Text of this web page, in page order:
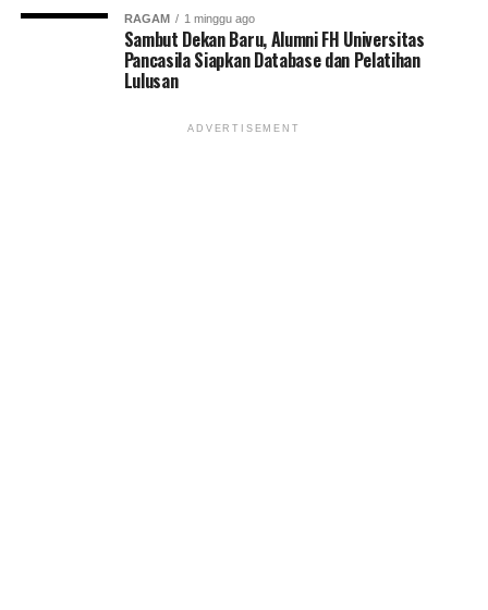
RAGAM 1 minggu ago
Sambut Dekan Baru, Alumni FH Universitas
Pancasila Siapkan Database dan Pelatihan
Lulusan
ADVERTISEMENT